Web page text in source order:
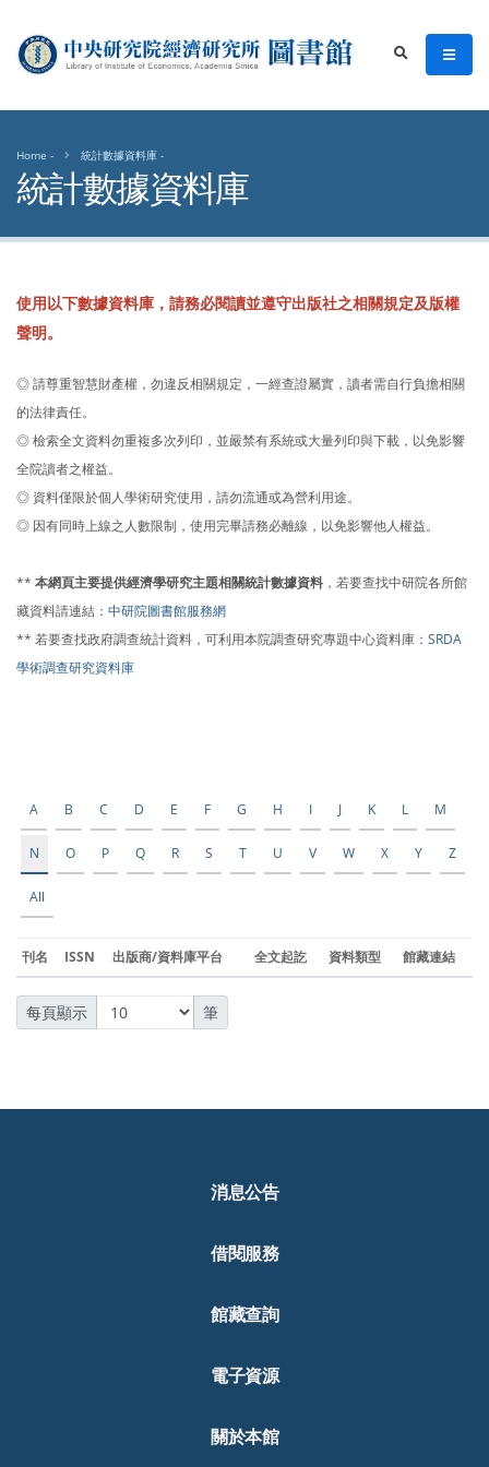
中央研究院經濟研究所圖書館
search
Home 統計數據資料庫
統計數據資料庫
使用以下數據資料庫，請務必閱讀並遵守出版社之相關規定及版權
聲明。
◎ 請尊重智慧財產權，勿違反相關規定，一經查證屬實，讀者需自行負擔相關
的法律責任。
◎ 檢索全文資料勿重複多次列印，並嚴禁有系統或大量列印與下載，以免影響
全院讀者之權益。
◎ 資料僅限於個人學術研究使用，請勿流通或為營利用途。
◎ 因有同時上線之人數限制，使用完畢請務必離線，以免影響他人權益。
** 本網頁主要提供經濟學研究主題相關統計數據資料 ，若要查找中研院各所館
藏資料請連結： 中研院圖書館服務網
** 若要查找政府調查統計資料，可利用本院調查研究專題中心資料庫： SRDA
學術調查研究資料庫
A B C D E F G H I J K L M
N O P Q R S T U V W X Y Z
All
刊名 ISSN 出版商/資料庫平台 全文起訖 資料類型 館藏連結
每頁顯示 筆
消息公告
借閱服務
館藏查詢
電子資源
關於本館